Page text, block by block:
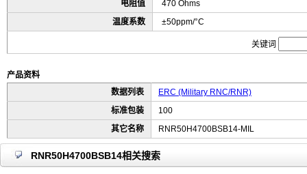
电阻值
470 Ohms
温度系数
±50ppm/°C
关键词
产品资料
数据列表
ERC (Military RNC/RNR)
标准包装
100
其它名称
RNR50H4700BSB14-MIL
RNR50H4700BSB14相关搜索